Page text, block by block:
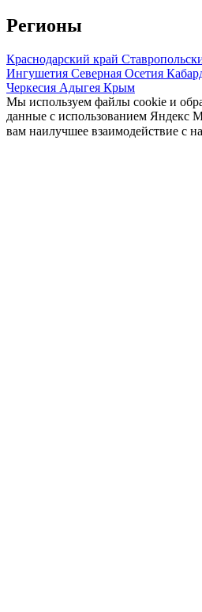
Регионы
Краснодарский край
Ингушетия Северная Осетия
Черкесия Адыгея Крым
Мы используем файлы cookie и
данные с использованием Яндекс
вам наилучшее взаимодействие с